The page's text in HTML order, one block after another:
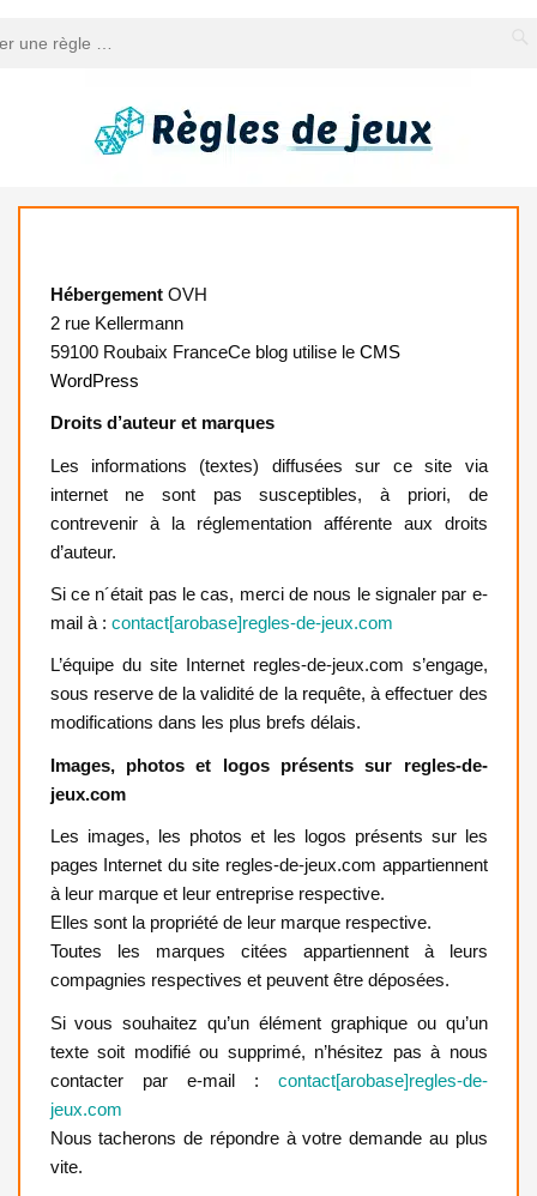
Hébergement OVH
2 rue Kellermann
59100 Roubaix FranceCe blog utilise le CMS
WordPress
Droits d’auteur et marques
Les informations (textes) diffusées sur ce site via
internet ne sont pas susceptibles, à priori, de
contrevenir à la réglementation afférente aux droits
d’auteur.
Si ce n´était pas le cas, merci de nous le signaler par e-
mail à : contact[arobase]regles-de-jeux.com
L’équipe du site Internet regles-de-jeux.com s’engage,
sous reserve de la validité de la requête, à effectuer des
modifications dans les plus brefs délais.
Images, photos et logos présents sur regles-de-
jeux.com
Les images, les photos et les logos présents sur les
pages Internet du site regles-de-jeux.com appartiennent
à leur marque et leur entreprise respective.
Elles sont la propriété de leur marque respective.
Toutes les marques citées appartiennent à leurs
compagnies respectives et peuvent être déposées.
Si vous souhaitez qu’un élément graphique ou qu’un
texte soit modifié ou supprimé, n’hésitez pas à nous
contacter par e-mail : contact[arobase]regles-de-
jeux.com
Nous tacherons de répondre à votre demande au plus
vite.